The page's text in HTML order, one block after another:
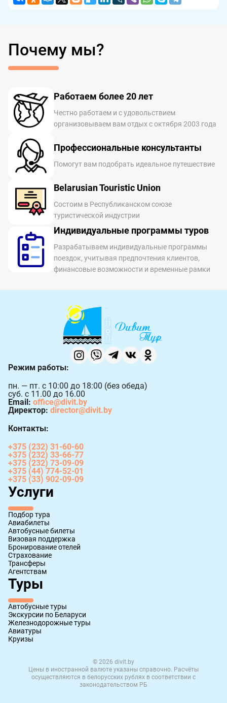
Почему мы?
Работаем более 20 лет
Честно работаем и с удовольствием
организовываем вам отдых с октября 2003 года
Профессиональные консультанты
Помогут вам подобрать идеальное путешествие
Belarusian Touristic Union
Состоим в Республиканском союзе
туристической индустрии
Индивидуальные программы туров
Разрабатываем индивидуальные программы
поездок, учитывая предпочтения клиентов,
финансовые возможности и временные рамки
Услуги
Подбор тура
Авиабилеты
Автобусные билеты
Визовая поддержка
Бронирование отелей
Страхование
Трансферы
Агентствам
Туры
Автобусные туры
Экскурсии по Беларуси
Железнодорожные туры
Авиатуры
Круизы
Режим работы:
пн. — пт. с 10:00 до 18:00 (без обеда)
суб. с 11.00 до 16.00
Email: office@divit.by
Директор: director@divit.by
Контакты:
+375 (232) 31-60-60
+375 (232) 33-66-77
+375 (232) 73-09-09
+375 (44) 774-52-01
+375 (33) 902-09-09
© 2026 divit.by
Цены в иностранной валюте указаны справочно. Расчёты
осуществляются в белорусских рублях в соответствии с
законодательством РБ